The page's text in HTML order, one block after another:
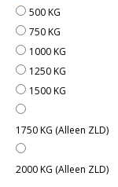
500 KG
750 KG
1000 KG
1250 KG
1500 KG
1750 KG (Alleen ZLD)
2000 KG (Alleen ZLD)